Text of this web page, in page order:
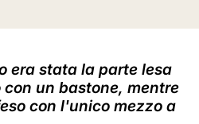
era stata la parte lesa
un bastone, mentre
con l'unico mezzo a